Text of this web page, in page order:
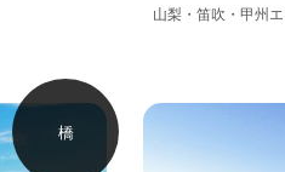
山梨・笛吹・甲州
橋